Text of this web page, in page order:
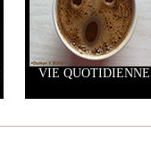
VIE QUOTIDIENNE